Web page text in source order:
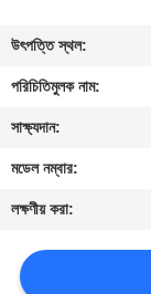
যোগাযোগ
করুন
উদ্ধৃতির
আবেদন
উৎপত্তি স্থল:
পরিচিতিমুলক নাম:
সাক্ষ্যদান:
মডেল নম্বার:
লক্ষণীয় করা: